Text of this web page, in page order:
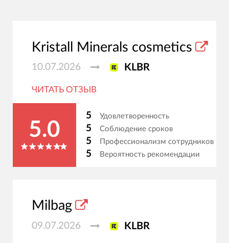
Kristall Minerals cosmetics
10.07.2026 KLBR
ЧИТАТЬ ОТЗЫВ
5.0
5 Удовлетворенность
5 Соблюдение сроков
5 Профессионализм сотрудников
5 Вероятность рекомендации
Milbag
09.07.2026 KLBR